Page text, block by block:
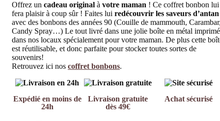
Offrez un cadeau original à votre maman ! Ce coffret bonbon lui
fera plaisir à coup sûr ! Faites lui redécouvrir les saveurs d’antan
avec des bonbons des années 90 (Couille de mammouth,
Candy Spray…) Le tout livré dans une jolie boîte en métal
dans nos locaux spécialement pour votre maman. De plus cette
est réutilisable, et donc parfaite pour stocker toutes sortes de
souvenirs!
Retrouvez ici nos coffret bonbons.
Expédié en moins de
24h
Livraison gratuite
dès 49€
Achat sécurisé